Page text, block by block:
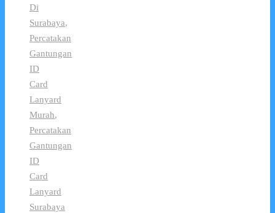
Di
Surabaya,
Percatakan
Gantungan
ID
Card
Lanyard
Murah,
Percatakan
Gantungan
ID
Card
Lanyard
Surabaya